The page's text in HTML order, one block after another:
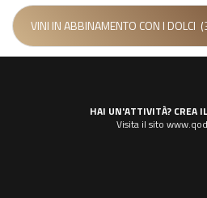
VINI IN ABBINAMENTO CON I DOLCI
HAI UN'ATTIVITÀ? CREA
Visita il sito